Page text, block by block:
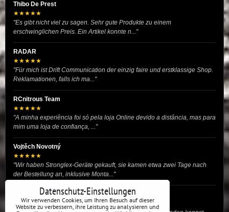
Thibo De Prest
★★★★★
"Es gibt nicht viel zu sagen. Sehr gute Produkte zu einem
erschwinglichen Preis. Ein Artikel konnte n..."
RADAR
★★★★★
"Für mich ist Drift Communication der einzig faire und erstklassige Shop.
Reklamationen, falls ich ma..."
RCnitrous Team
★★★★★
"A minha experiência foi só pela loja Online devido a distância, mas para
mim uma loja de confiança, ..."
Vojtěch Novotný
★★★★★
"Wir haben Stronglex-Geräte gekauft, sie kamen etwa zwei Tage nach
der Bestellung an, inklusive Monta..."
josef helmich
★★★★★
Datenschutz-Einstellungen
Wir verwenden Cookies, um Ihren Besuch auf dieser
Website zu verbessern, ihre Leistung zu analysieren und